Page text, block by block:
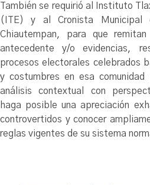
También se requirió al Instituto
(ITE) y al Cronista Municipal
Chiautempan, para que remitan
antecedente y/o evidencias,
procesos electorales celebrados
y costumbres en esa
análisis contextual con
haga posible una apreciación
controvertidos y conocer
reglas vigentes de su sistema